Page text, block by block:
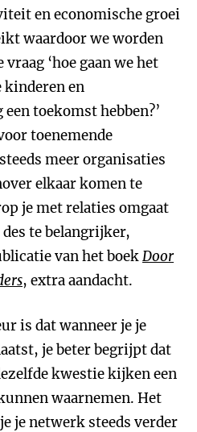
en economische groei
waardoor we worden
‘hoe gaan we het
kinderen en
toekomst hebben?’
toenemende
meer organisaties
elkaar komen te
je met relaties omgaat
te belangrijker,
van het boekDoor
, extra aandacht.
is dat wanneer je je
je beter begrijpt dat
kwestie kijken een
waarnemen. Het
je netwerk steeds verder